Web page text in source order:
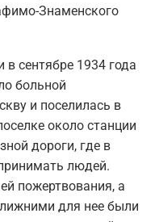
Знаменского
сентябре 1934 года
больной
и поселилась в
около станции
дороги, где в
людей.
пожертвования, а
для нее были